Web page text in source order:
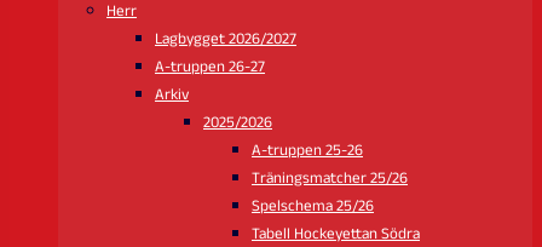
Herr
Lagbygget 2026/2027
A-truppen 26-27
Arkiv
2025/2026
A-truppen 25-26
Träningsmatcher 25/26
Spelschema 25/26
Tabell Hockeyettan Södra